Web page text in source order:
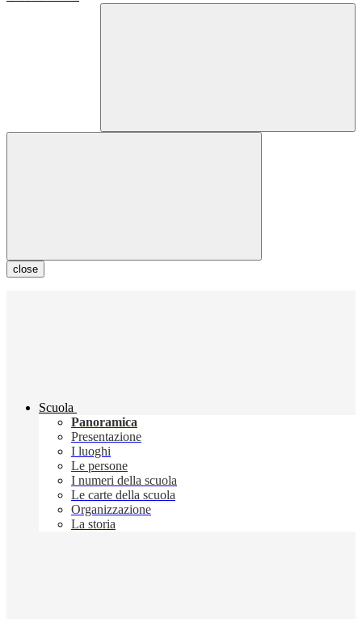
close
Scuola
Panoramica
Presentazione
I luoghi
Le persone
I numeri della scuola
Le carte della scuola
Organizzazione
La storia